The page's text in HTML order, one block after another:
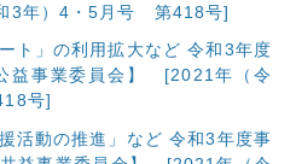
3年）4・5月号 第418号]
ト」の利用拡大など 令和3年度
事業委員会】
[2021年（令
号]
活動の推進」など 令和3年度事